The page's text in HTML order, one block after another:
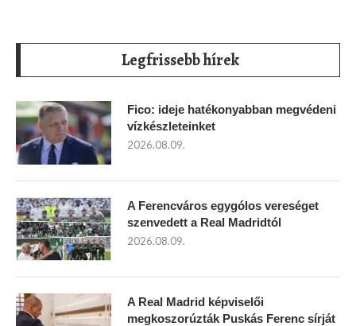
Legfrissebb hírek
Fico: ideje hatékonyabban megvédeni
vízkészleteinket
2026.08.09.
A Ferencváros egygólos vereséget
szenvedett a Real Madridtól
2026.08.09.
A Real Madrid képviselői
megkoszorúzták Puskás Ferenc sírját